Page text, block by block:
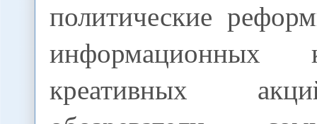
политические
креативных